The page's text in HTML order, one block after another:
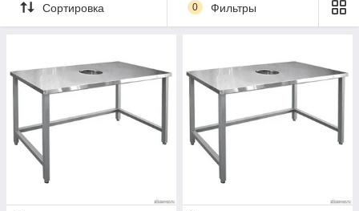
Сортировка 0 Фильтры